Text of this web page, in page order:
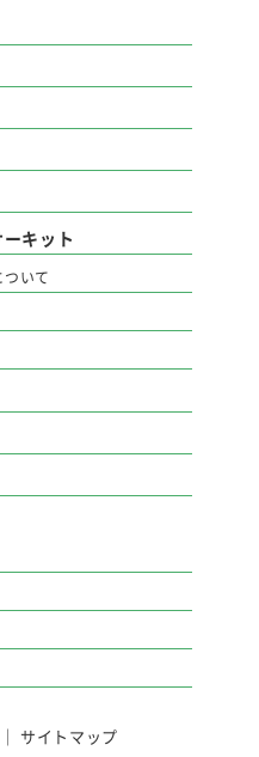
キット
ついて
｜サイトマップ